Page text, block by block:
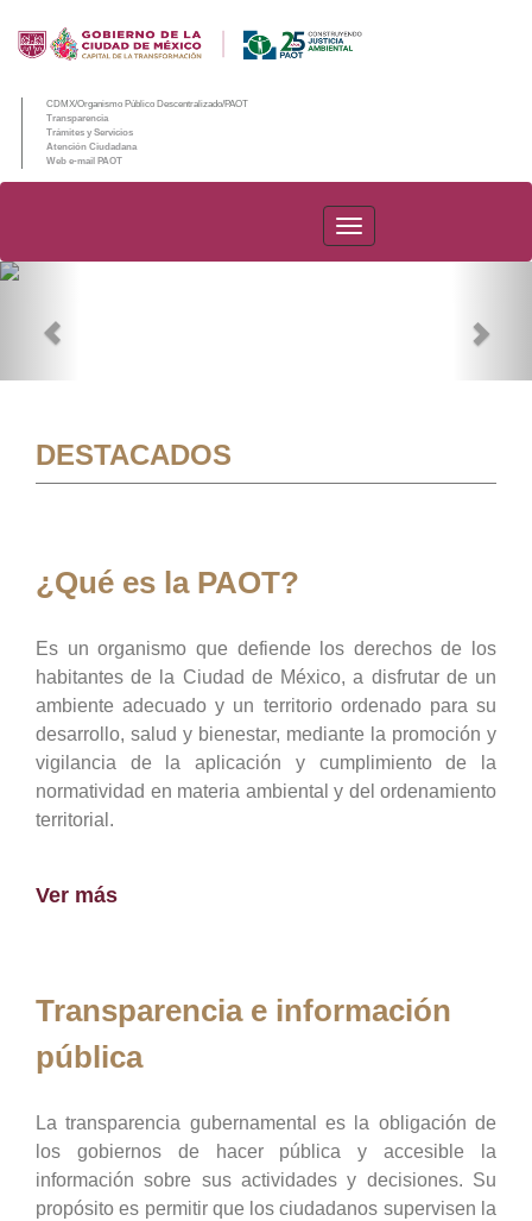
CDMX/Organismo Público Descentralizado/PAOT
Transparencia
Trámites y Servicios
Atención Ciudadana
Web e-mail PAOT
PAOT
DESTACADOS
¿Qué es la PAOT?
Es un organismo que defiende los derechos de los
habitantes de la Ciudad de México, a disfrutar de un
ambiente adecuado y un territorio ordenado para su
desarrollo, salud y bienestar, mediante la promoción y
vigilancia de la aplicación y cumplimiento de la
normatividad en materia ambiental y del ordenamiento
territorial.
Ver más
Transparencia e información
pública
La transparencia gubernamental es la obligación de
los gobiernos de hacer pública y accesible la
información sobre sus actividades y decisiones. Su
propósito es permitir que los ciudadanos supervisen la